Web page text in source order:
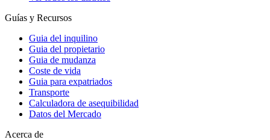
Guías y Recursos
Guia del inquilino
Guia del propietario
Guia de mudanza
Coste de vida
Guia para expatriados
Transporte
Calculadora de asequibilidad
Datos del Mercado
Acerca de